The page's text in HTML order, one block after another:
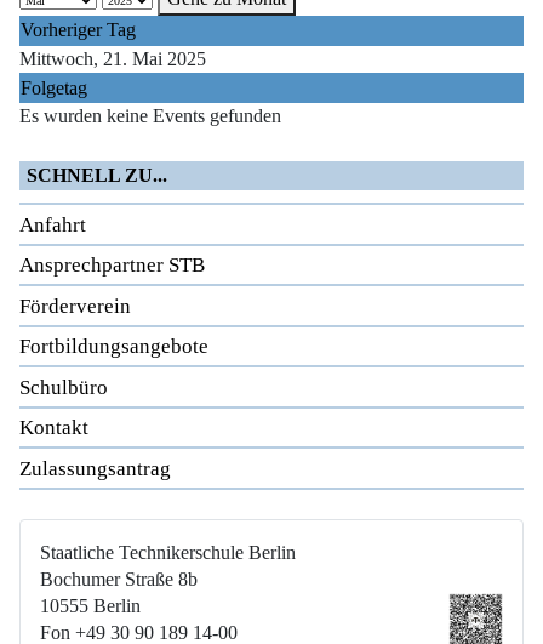
Vorheriger Tag
Mittwoch, 21. Mai 2025
Folgetag
Es wurden keine Events gefunden
SCHNELL ZU...
Anfahrt
Ansprechpartner STB
Förderverein
Fortbildungsangebote
Schulbüro
Kontakt
Zulassungsantrag
Staatliche Technikerschule Berlin
Bochumer Straße 8b
10555 Berlin
Fon +49 30 90 189 14-00